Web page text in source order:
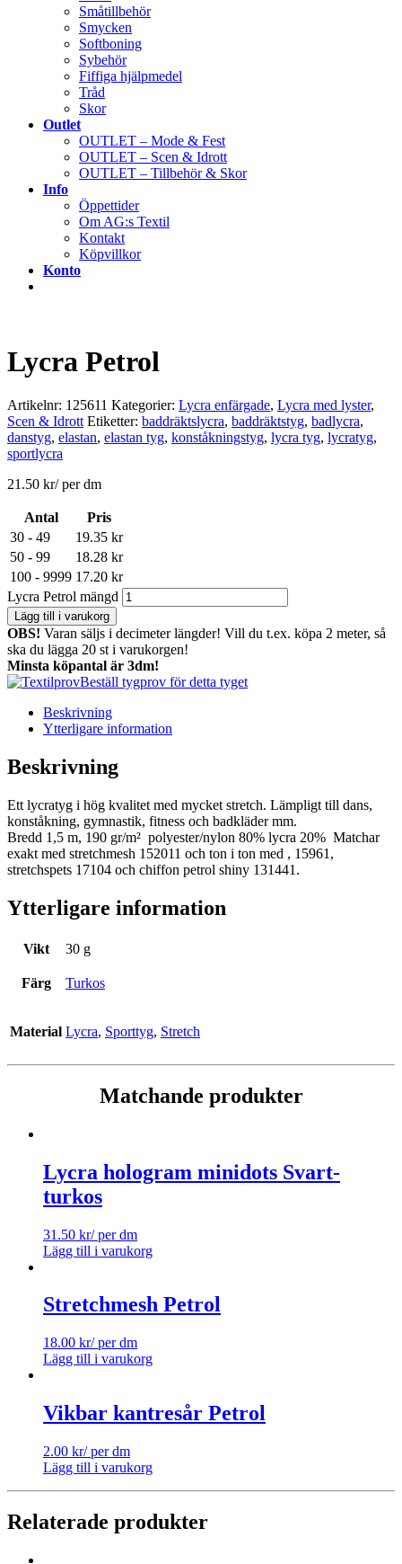
Småtillbehör
Smycken
Softboning
Sybehör
Fiffiga hjälpmedel
Tråd
Skor
Outlet
OUTLET – Mode & Fest
OUTLET – Scen & Idrott
OUTLET – Tillbehör & Skor
Info
Öppettider
Om AG:s Textil
Kontakt
Köpvillkor
Konto
Lycra Petrol
Artikelnr: 125611 Kategorier: Lycra enfärgade, Lycra med lyster,
Scen & Idrott Etiketter: baddräktslycra, baddräktstyg, badlycra,
danstyg, elastan, elastan tyg, konståkningstyg, lycra tyg, lycratyg,
sportlycra
21.50 kr/ per dm
Antal
Pris
30 - 49
19.35 kr
50 - 99
18.28 kr
100 - 9999 17.20 kr
Lycra Petrol mängd
Lägg till i varukorg
OBS! Varan säljs i decimeter längder! Vill du t.ex. köpa 2 meter, så
ska du lägga 20 st i varukorgen!
Minsta köpantal är 3dm!
Beställ tygprov för detta tyget
Beskrivning
Ytterligare information
Beskrivning
Ett lycratyg i hög kvalitet med mycket stretch. Lämpligt till dans,
konståkning, gymnastik, fitness och badkläder mm.
Bredd 1,5 m, 190 gr/m² polyester/nylon 80% lycra 20% Matchar
exakt med stretchmesh 152011 och ton i ton med , 15961,
stretchspets 17104 och chiffon petrol shiny 131441.
Ytterligare information
Vikt 30 g
Färg Turkos
Material Lycra, Sporttyg, Stretch
Matchande produkter
Lycra hologram minidots Svart-
turkos
31.50 kr/ per dm
Lägg till i varukorg
Stretchmesh Petrol
18.00 kr/ per dm
Lägg till i varukorg
Vikbar kantresår Petrol
2.00 kr/ per dm
Lägg till i varukorg
Relaterade produkter